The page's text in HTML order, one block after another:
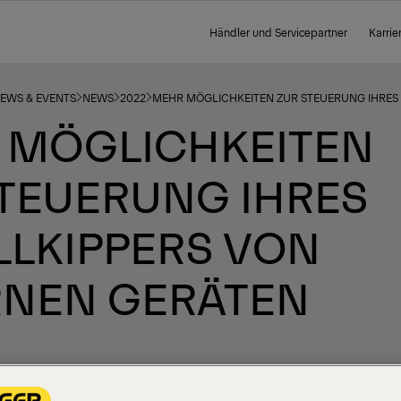
Händler und Servicepartner
& EVENTS NEWS 2022 MEHR MÖGLICHKEITEN ZUR STEUERUNG
IHRES
VON
GERÄTEN